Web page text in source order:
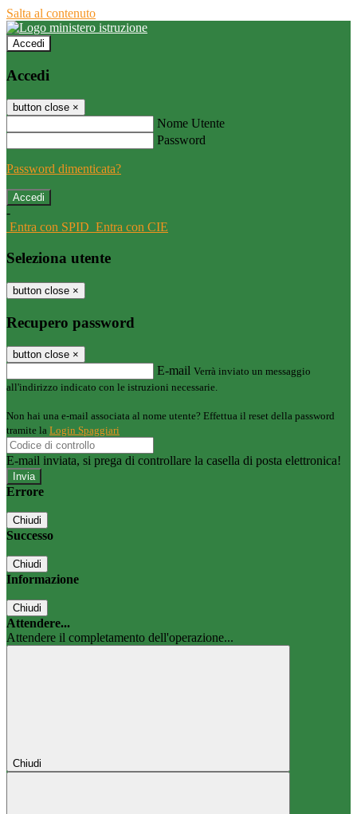
Salta al contenuto
Accedi
Accedi
button close ×
Nome Utente
Password
Password dimenticata?
-
Entra con SPID Entra con CIE
Seleziona utente
button close ×
Recupero password
button close ×
E-mail Verrà inviato un messaggio
all'indirizzo indicato con le istruzioni necessarie.
Non hai una e-mail associata al nome utente? Effettua il reset della password
tramite la Login Spaggiari
E-mail inviata, si prega di controllare la casella di posta elettronica!
Errore
Chiudi
Successo
Chiudi
Informazione
Chiudi
Attendere...
Attendere il completamento dell'operazione...
Chiudi